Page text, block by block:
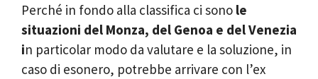
Perché in fondo alla classifica ci sono le
situazioni del Monza, del Genoa e del Venezia
in particolar modo da valutare e la soluzione, in
caso di esonero, potrebbe arrivare con l’ex